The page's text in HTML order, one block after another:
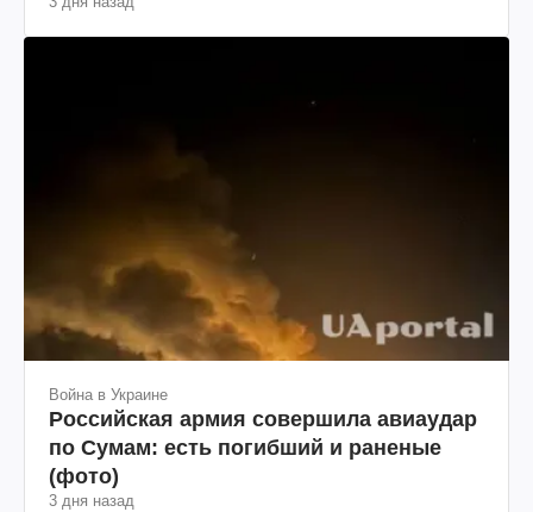
Война в Украине
Российская армия совершила авиаудар
по Сумам: есть погибший и раненые
(фото)
3 дня назад